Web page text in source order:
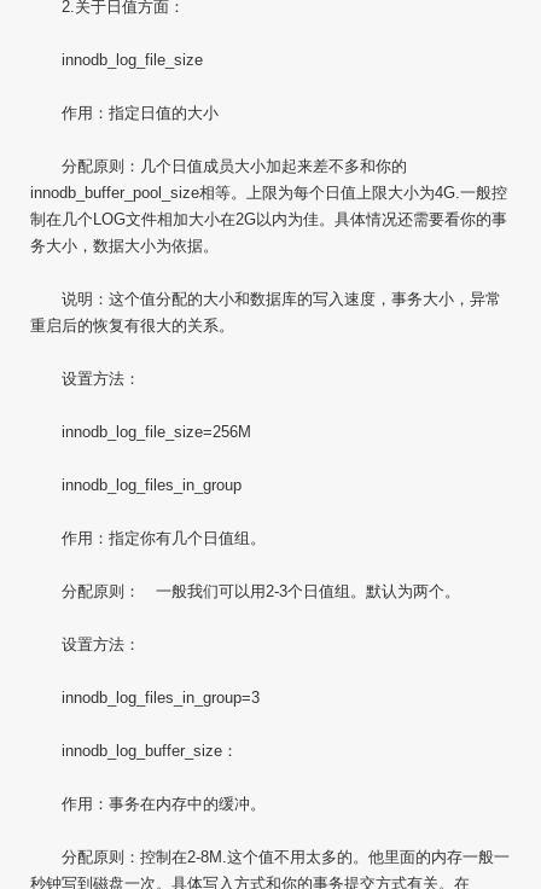
2.关于日值方面：
innodb_log_file_size
作用：指定日值的大小
分配原则：几个日值成员大小加起来差不多和你的
innodb_buffer_pool_size相等。上限为每个日值上限大小为4G.一般控
制在几个LOG文件相加大小在2G以内为佳。具体情况还需要看你的事
务大小，数据大小为依据。
说明：这个值分配的大小和数据库的写入速度，事务大小，异常
重启后的恢复有很大的关系。
设置方法：
innodb_log_file_size=256M
innodb_log_files_in_group
作用：指定你有几个日值组。
分配原则： 一般我们可以用2-3个日值组。默认为两个。
设置方法：
innodb_log_files_in_group=3
innodb_log_buffer_size：
作用：事务在内存中的缓冲。
分配原则：控制在2-8M.这个值不用太多的。他里面的内存一般一
秒钟写到磁盘一次。具体写入方式和你的事务提交方式有关。在